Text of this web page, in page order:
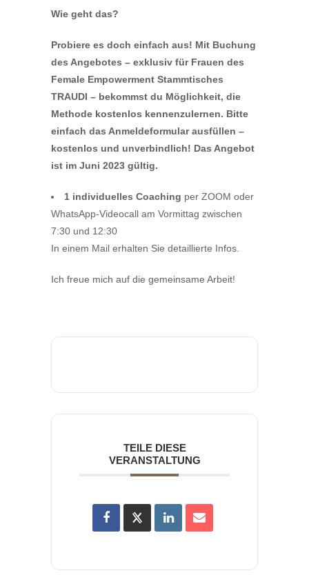
Wie geht das?
Probiere es doch einfach aus! Mit Buchung
des Angebotes – exklusiv für Frauen des
Female Empowerment Stammtisches
TRAUDI – bekommst du Möglichkeit, die
Methode kostenlos kennenzulernen. Bitte
einfach das Anmeldeformular ausfüllen –
kostenlos und unverbindlich! Das Angebot
ist im Juni 2023 gültig.
1 individuelles Coaching per ZOOM oder
WhatsApp-Videocall am Vormittag zwischen
7:30 und 12:30
In einem Mail erhalten Sie detaillierte Infos.
Ich freue mich auf die gemeinsame Arbeit!
TEILE DIESE
VERANSTALTUNG